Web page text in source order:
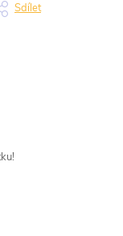
Sdílet